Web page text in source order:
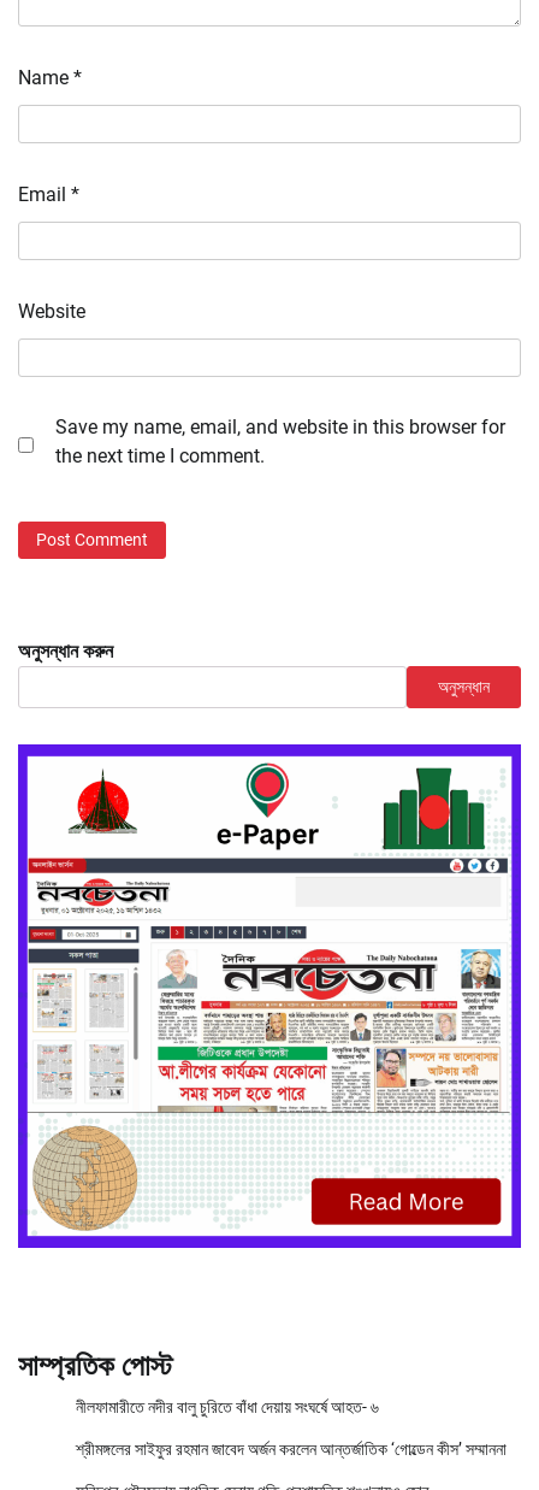
Name *
Email *
Website
Save my name, email, and website in this browser for
the next time I comment.
অনুসন্ধান করুন
অনুসন্ধান
সাম্প্রতিক পোস্ট
নীলফামারীতে নদীর বালু চুরিতে বাঁধা দেয়ায় সংঘর্ষে আহত- ৬
শ্রীমঙ্গলের সাইফুর রহমান জাবেদ অর্জন করলেন আন্তর্জাতিক ‘গোল্ডেন কীস’ সম্মাননা